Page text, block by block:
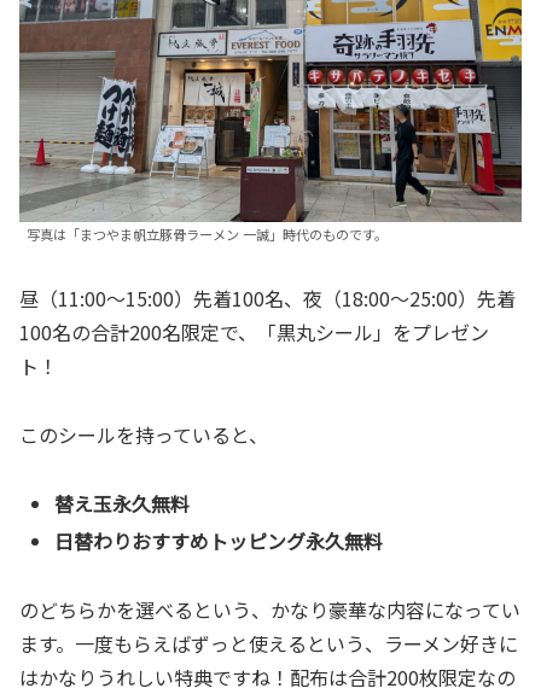
写真は「まつやま帆立豚骨ラーメン 一誠」時代のものです。
昼（11:00〜15:00）先着100名、夜（18:00〜25:00）先着
100名の合計200名限定で、「黒丸シール」をプレゼン
ト！
このシールを持っていると、
替え玉永久無料
日替わりおすすめトッピング永久無料
のどちらかを選べるという、かなり豪華な内容になってい
ます。一度もらえばずっと使えるという、ラーメン好きに
はかなりうれしい特典ですね！配布は合計200枚限定なの